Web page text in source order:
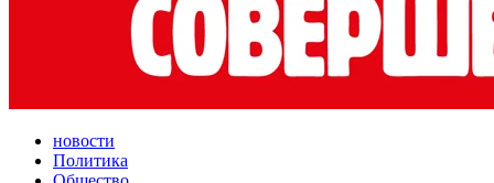
новости
Политика